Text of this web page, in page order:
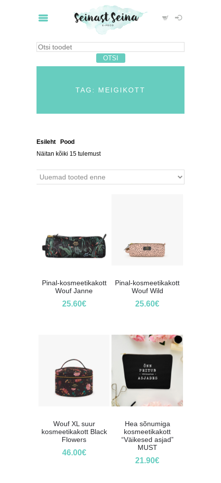
TAG: MEIGIKOTT
Esileht Pood
Näitan kõiki 15 tulemust
Pinal-kosmeetikakott
Wouf Janne
25.60€
Pinal-kosmeetikakott
Wouf Wild
25.60€
Wouf XL suur
kosmeetikakott Black
Flowers
46.00€
Hea sõnumiga
kosmeetikakott
“Väikesed asjad”
MUST
21.90€